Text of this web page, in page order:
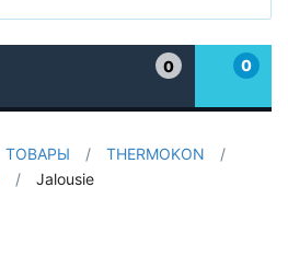
0
0
ТОВАРЫ / THERMOKON
/
/ Jalousie